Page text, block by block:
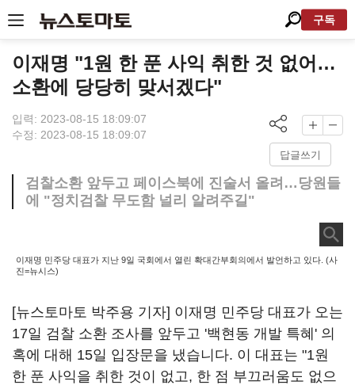
구독
이재명 "1원 한 푼 사익 취한 것 없어…
소환에 당당히 맞서겠다"
입력: 2023-08-15 18:09:07
수정: 2023-08-15 18:09:07
답글쓰기
검찰소환 앞두고 페이스북에 진술서 올려…당원들
에 "정치검찰 무도함 널리 알려주길"
이재명 민주당 대표가 지난 9일 국회에서 열린 확대간부회의에서 발언하고 있다. (사
진=뉴시스)
[뉴스토마토 박주용 기자] 이재명 민주당 대표가 오는
17일 검찰 소환 조사를 앞두고 '백현동 개발 특혜' 의
혹에 대해 15일 입장문을 냈습니다. 이 대표는 "1원
한 푼 사익을 취한 것이 없고, 한 점 부끄러움도 없으